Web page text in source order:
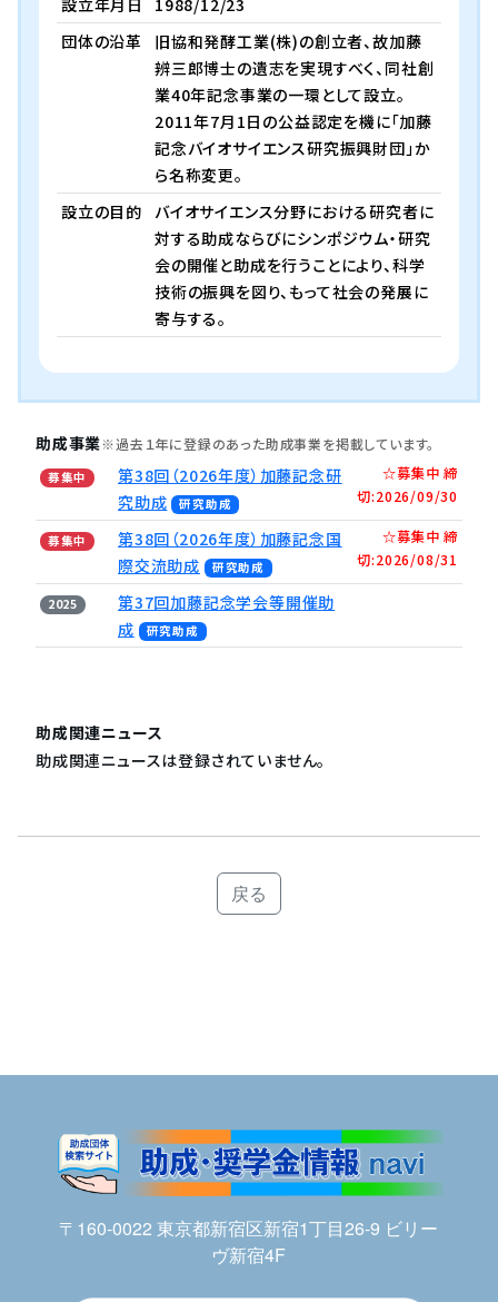
設立年月日
1988/12/23
団体の沿革
旧協和発酵工業(株)の創立者、故加藤
辨三郎博士の遺志を実現すべく、同社創
業40年記念事業の一環として設立。
2011年7月1日の公益認定を機に「加藤
記念バイオサイエンス研究振興財団」か
ら名称変更。
設立の目的
バイオサイエンス分野における研究者に
対する助成ならびにシンポジウム・研究
会の開催と助成を行うことにより、科学
技術の振興を図り、もって社会の発展に
寄与する。
助成事業※過去１年に登録のあった助成事業を掲載しています。
募集中
第38回（2026年度）加藤記念研
究助成
研究助成
☆募集中 締
切:2026/09/30
募集中
第38回（2026年度）加藤記念国
際交流助成
研究助成
☆募集中 締
切:2026/08/31
2025
第37回加藤記念学会等開催助
成
研究助成
助成関連ニュース
助成関連ニュースは登録されていません。
戻る
〒160-0022 東京都新宿区新宿1丁目26-9 ビリー
ヴ新宿4F